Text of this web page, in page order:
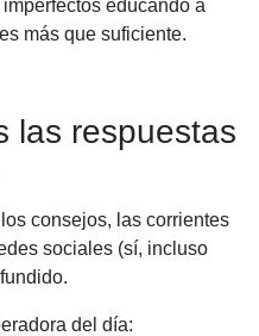
educando a
más que suficiente.
las respuestas
consejos, las corrientes
sociales (sí, incluso
del día: